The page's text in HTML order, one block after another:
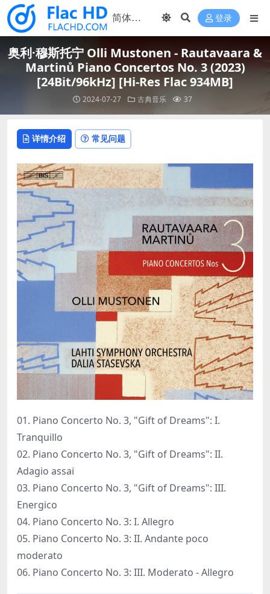
登录
奥利·穆斯托宁 Olli Mustonen - Rautavaara &
Martinů Piano Concertos No. 3 (2023)
[24Bit/96kHz] [Hi-Res Flac 934MB]
2024-07-27 古典音乐 37
详情介绍 常见问题
01. Piano Concerto No. 3, "Gift of Dreams": I.
Tranquillo
02. Piano Concerto No. 3, "Gift of Dreams": II.
Adagio assai
03. Piano Concerto No. 3, "Gift of Dreams": III.
Energico
04. Piano Concerto No. 3: I. Allegro
05. Piano Concerto No. 3: II. Andante poco
moderato
06. Piano Concerto No. 3: III. Moderato - Allegro